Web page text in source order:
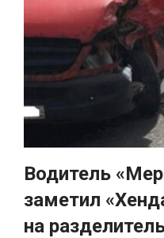
Водитель
заметил
на